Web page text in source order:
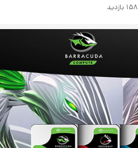
158 بازدید